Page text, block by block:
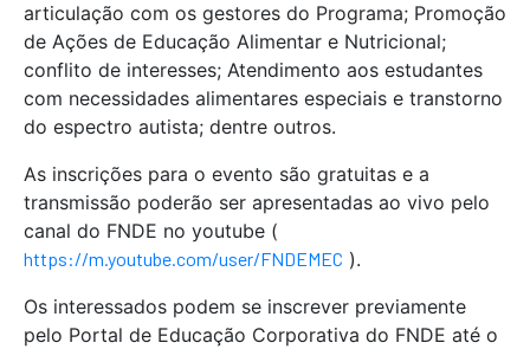
articulação com os gestores do Programa; Promoção
de Ações de Educação Alimentar e Nutricional;
conflito de interesses; Atendimento aos estudantes
com necessidades alimentares especiais e transtorno
do espectro autista; dentre outros.
As inscrições para o evento são gratuitas e a
transmissão poderão ser apresentadas ao vivo pelo
canal do FNDE no youtube (
https://m.youtube.com/user/FNDEMEC ).
Os interessados ​​podem se inscrever previamente
pelo Portal de Educação Corporativa do FNDE até o